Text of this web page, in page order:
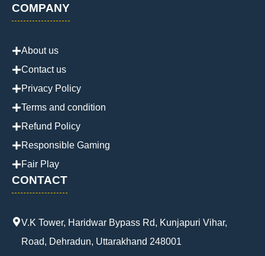
COMPANY
About us
Contact us
Privacy Policy
Terms and condition
Refund Policy
Responsible Gaming
Fair Play
CONTACT
V.K Tower, Haridwar Bypass Rd, Kunjapuri Vihar,
Road, Dehradun, Uttarakhand 248001